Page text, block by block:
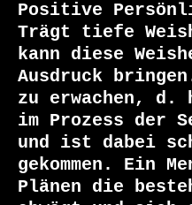
Positive
Trägt tiefe
kann diese
Ausdruck
zu erwachen,
im Prozess der
und ist dabei
gekommen. Ein
Plänen die